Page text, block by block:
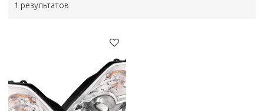
1 результатов